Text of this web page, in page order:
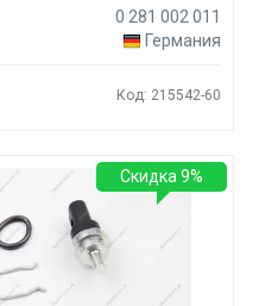
0 281 002 011
Германия
Код: 215542-60
Скидка 9%